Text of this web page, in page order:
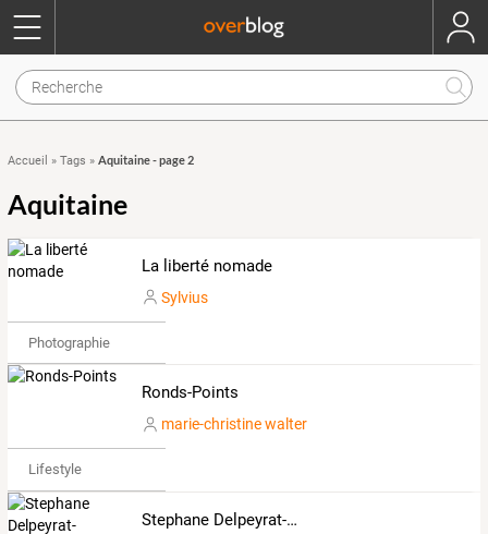
Accueil » Tags » Aquitaine - page 2
Aquitaine
La liberté nomade
Sylvius
Photographie
Ronds-Points
marie-christine walter
Lifestyle
Stephane Delpeyrat-Vincent